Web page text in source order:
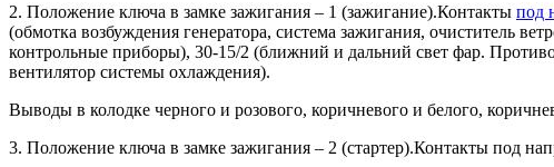
2. Положение ключа в замке зажигания – 1 (зажигание).Контакты под
(обмотка возбуждения генератора, система зажигания, очиститель
контрольные приборы), 30-15/2 (ближний и дальний свет фар.
вентилятор системы охлаждения).
Выводы в колодке черного и розового, коричневого и белого,
3. Положение ключа в замке зажигания – 2 (стартер).Контакты под